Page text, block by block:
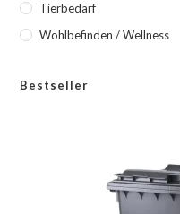
Tierbedarf
Wohlbefinden / Wellness
Bestseller